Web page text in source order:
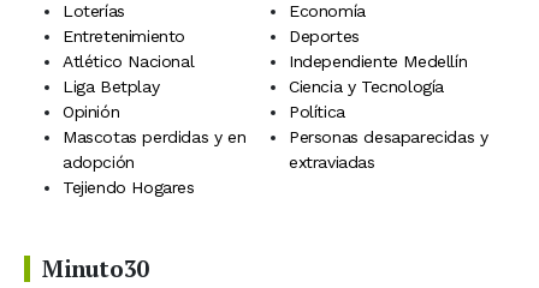
Loterías
Economía
Entretenimiento
Deportes
Atlético Nacional
Independiente Medellín
Liga Betplay
Ciencia y Tecnología
Opinión
Política
Mascotas perdidas y en
adopción
Personas desaparecidas y
extraviadas
Tejiendo Hogares
Minuto30